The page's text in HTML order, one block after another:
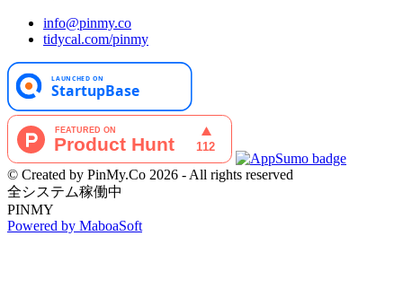
info@pinmy.co
tidycal.com/pinmy
© Created by PinMy.Co 2026 - All rights reserved
全システム稼働中
PINMY
Powered by MaboaSoft